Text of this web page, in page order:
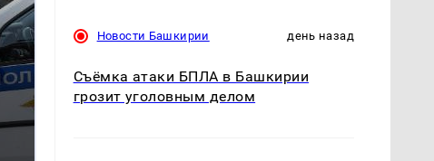
Новости Башкирии день назад
Съёмка атаки БПЛА в Башкирии
грозит уголовным делом